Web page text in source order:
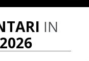
IN
2026